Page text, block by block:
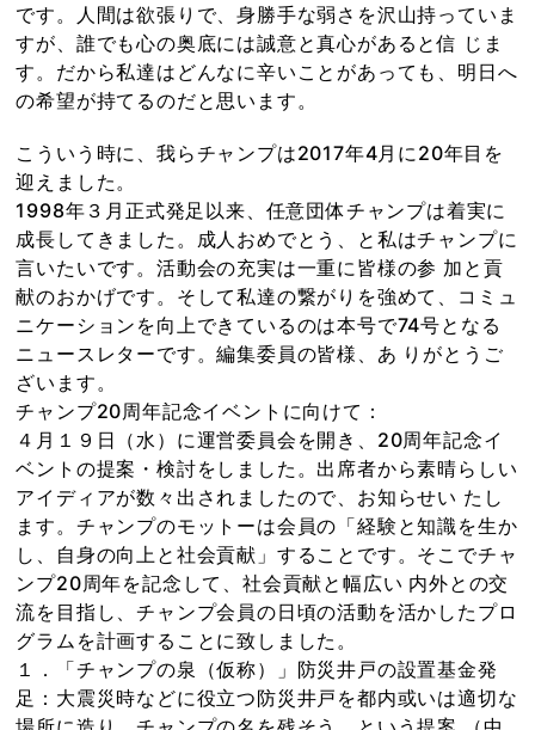
です。人間は欲張りで、身勝手な弱さを沢山持っていま
すが、誰でも心の奥底には誠意と真心があると信 じま
す。だから私達はどんなに辛いことがあっても、明日へ
の希望が持てるのだと思います。
こういう時に、我らチャンプは2017年4月に20年目を
迎えました。
1998年３月正式発足以来、任意団体チャンプは着実に
成長してきました。成人おめでとう、と私はチャンプに
言いたいです。活動会の充実は一重に皆様の参 加と貢
献のおかげです。そして私達の繋がりを強めて、コミュ
ニケーションを向上できているのは本号で74号となる
ニュースレターです。編集委員の皆様、あ りがとうご
ざいます。
チャンプ20周年記念イベントに向けて：
４月１９日（水）に運営委員会を開き、20周年記念イ
ベントの提案・検討をしました。出席者から素晴らしい
アイディアが数々出されましたので、お知らせい たし
ます。チャンプのモットーは会員の「経験と知識を生か
し、自身の向上と社会貢献」することです。そこでチャ
ンプ20周年を記念して、社会貢献と幅広い 内外との交
流を目指し、チャンプ会員の日頃の活動を活かしたプロ
グラムを計画することに致しました。
１．「チャンプの泉（仮称）」防災井戸の設置基金発
足：大震災時などに役立つ防災井戸を都内或いは適切な